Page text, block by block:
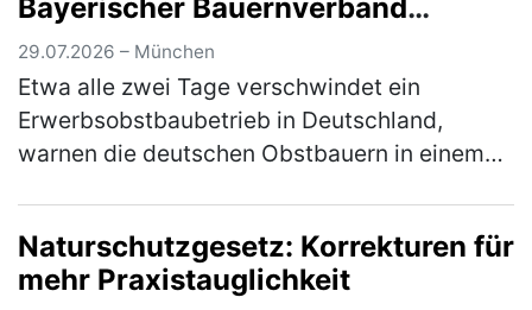
Bayerischer Bauernverband
unterstützt Brandbrief der
Obstbauern
29.07.2026 – München
Etwa alle zwei Tage verschwindet ein
Erwerbsobstbaubetrieb in Deutschland,
warnen die deutschen Obstbauern in einem
Mitunterzei…(mehr)
Naturschutzgesetz: Korrekturen für
mehr Praxistauglichkeit